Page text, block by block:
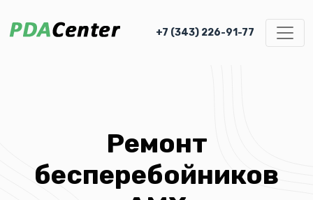
+7 (343) 226-91-77
Ремонт
бесперебойников